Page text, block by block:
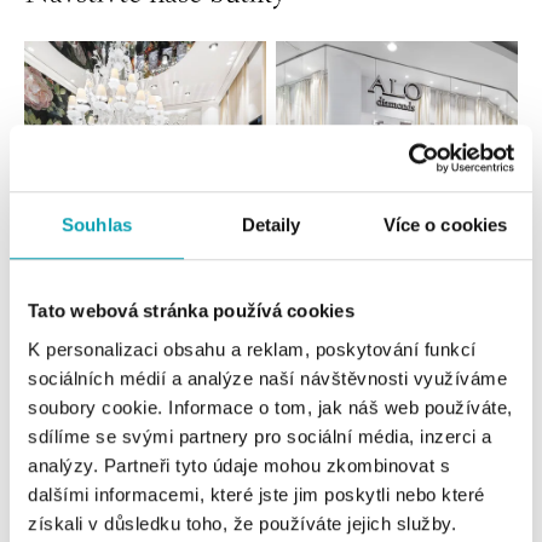
Souhlas Detaily Více o cookies
Tato webová stránka používá cookies
K personalizaci obsahu a reklam, poskytování funkcí
sociálních médií a analýze naší návštěvnosti využíváme
soubory cookie. Informace o tom, jak náš web používáte,
sdílíme se svými partnery pro sociální média, inzerci a
analýzy. Partneři tyto údaje mohou zkombinovat s
dalšími informacemi, které jste jim poskytli nebo které
získali v důsledku toho, že používáte jejich služby.
Všechny Česko Slovensko
ALO diamonds OC Forum Nová Karolina,
Ostrava
Jantarová 3344/4, 702 00 Ostrava-Moravská Ostrava
tel.: +420 603 166 013, +420 603 565 187
dnes otevřeno do 21:00